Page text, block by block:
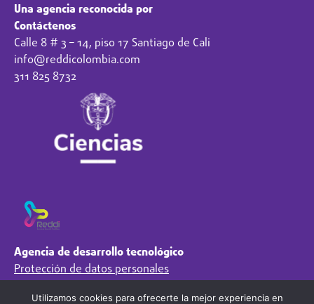
Agencia de desarrollo tecnológico
Protección de datos personales
Una agencia reconocida por
Contáctenos
Calle 8 # 3 – 14, piso 17 Santiago de Cali
info@reddicolombia.com
311 825 8732
Utilizamos cookies para ofrecerte la mejor experiencia en